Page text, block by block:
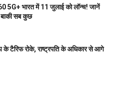
5G+ भारत में 11 जुलाई को लॉन्च! जानें
सब कुछ
के टैरिफ रोके, राष्ट्रपति के अधिकार से आगे